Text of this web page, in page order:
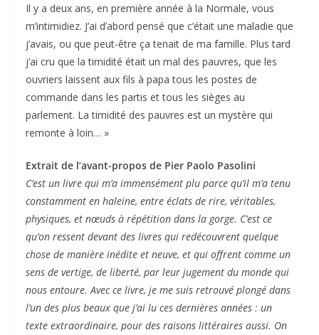
Il y a deux ans, en première année à la Normale, vous
m’intimidiez. J’ai d’abord pensé que c’était une maladie que
j’avais, ou que peut-être ça tenait de ma famille. Plus tard
j’ai cru que la timidité était un mal des pauvres, que les
ouvriers laissent aux fils à papa tous les postes de
commande dans les partis et tous les sièges au
parlement. La timidité des pauvres est un mystère qui
remonte à loin… »
Extrait de l’avant-propos de Pier Paolo Pasolini
C’est un livre qui m’a immensément plu parce qu’il m’a tenu
constamment en haleine, entre éclats de rire, véritables,
physiques, et nœuds à répétition dans la gorge. C’est ce
qu’on ressent devant des livres qui redécouvrent quelque
chose de manière inédite et neuve, et qui offrent comme un
sens de vertige, de liberté, par leur jugement du monde qui
nous entoure. Avec ce livre, je me suis retrouvé plongé dans
l’un des plus beaux que j’ai lu ces dernières années : un
texte extraordinaire, pour des raisons littéraires aussi. On